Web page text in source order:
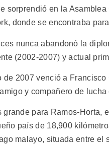
sorprendió en la
donde se encontraba
nunca abandonó la
(2002-2007) y actual
de 2007 venció a
y compañero de
grande para Ramos-Horta,
país de 18,900
malayo, situada entre el